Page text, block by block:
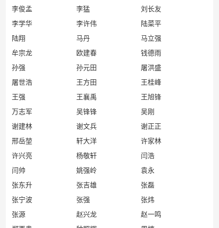
李俊孟
李猛
刘长友
李学华
李许伟
陆菜平
陆翔
马丹
马立强
牟宗龙
欧建春
钱德雨
孙强
孙元田
屠洪盛
屠世浩
王方田
王桂峰
王强
王襄禹
王旭锋
万志军
吴锋锋
吴刚
谢建林
谢文兵
谢正正
邢岳堃
轩大洋
许家林
许兴亮
杨敬轩
闫浩
闫帅
姚强岭
袁永
张东升
张吉雄
张磊
张宁波
张强
张炜
张源
赵兴龙
赵一鸣